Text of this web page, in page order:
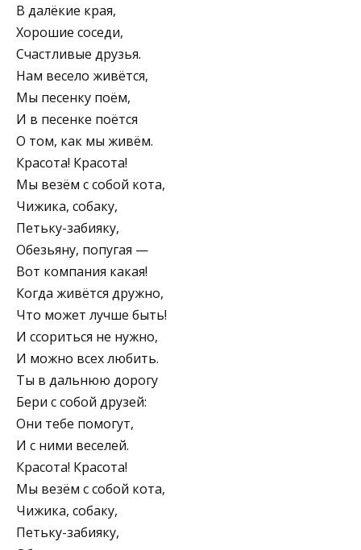
В далёкие края,
Хорошие соседи,
Счастливые друзья.
Нам весело живётся,
Мы песенку поём,
И в песенке поётся
О том, как мы живём.
Красота! Красота!
Мы везём с собой кота,
Чижика, собаку,
Петьку-забияку,
Обезьяну, попугая —
Вот компания какая!
Когда живётся дружно,
Что может лучше быть!
И ссориться не нужно,
И можно всех любить.
Ты в дальнюю дорогу
Бери с собой друзей:
Они тебе помогут,
И с ними веселей.
Красота! Красота!
Мы везём с собой кота,
Чижика, собаку,
Петьку-забияку,